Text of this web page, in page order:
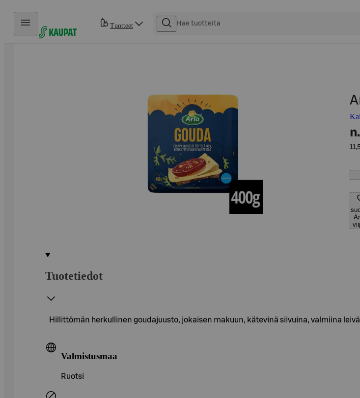
Hyppää sisältöön
Tuotteet
n.
Tuotetiedot
Hillittömän herkullinen goudajuusto, jokaisen makuun, kätevinä siivuina, valmiina
Valmistusmaa
Ruotsi